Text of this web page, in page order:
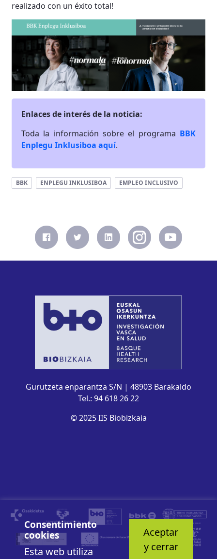
realizado con un éxito total!
Enlaces de interés de la noticia:
Toda la información sobre el programa BBK
Enplegu Inklusiboa aquí.
BBK ENPLEGU INKLUSIBOA EMPLEO INCLUSIVO
Gurutzeta enparantza S/N | 48903 Barakaldo
Tel.: 94 618 26 22
© 2025 IIS Biobizkaia
Consentimiento
cookies
Esta web utiliza
Aceptar
y cerrar